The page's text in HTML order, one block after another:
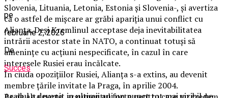
Slovenia, Lituania, Letonia, Estonia şi Slovenia-, şi avertiza
că o astfel de mişcare ar grăbi apariţia unui conflict cu
Alianţa. Deşi Kremlinul acceptase deja inevitabilitatea
intrării acestor state în NATO, a continuat totuşi să
ameninţe cu acţiuni nespecificate, în cazul în care
interesele Rusiei erau încălcate.
În ciuda opoziţiilor Rusiei, Alianţa s-a extins, au devenit
membre ţările invitate la Praga, în aprilie 2004.
pe
februarie 2, 2026
De
Succes